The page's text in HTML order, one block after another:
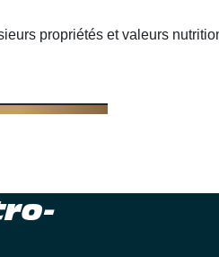
propriétés et valeurs